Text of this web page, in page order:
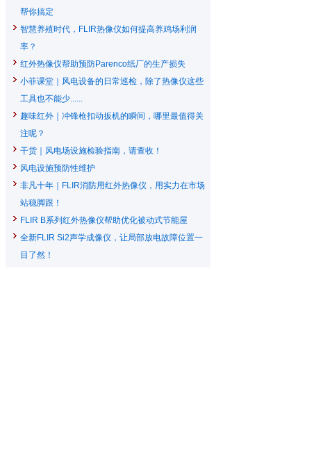
帮你搞定
智慧养殖时代，FLIR热像仪如何提高养鸡场利润
率？
红外热像仪帮助预防Parenco纸厂的生产损失
小菲课堂｜风电设备的日常巡检，除了热像仪这些
工具也不能少......
趣味红外｜冲锋枪扣动扳机的瞬间，哪里最值得关
注呢？
干货｜风电场设施检验指南，请查收！
风电设施预防性维护
非凡十年｜FLIR消防用红外热像仪，用实力在市场
站稳脚跟！
FLIR B系列红外热像仪帮助优化被动式节能屋
全新FLIR Si2声学成像仪，让局部放电故障位置一
目了然！